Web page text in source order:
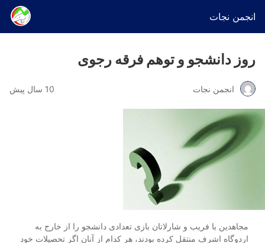
انجمن نجات
روز دانشجو و توهم فرقه رجوی
انجمن نجات 10 سال پیش
مجاهدین با فریب و شارلاتان بازی تعدادی دانشجو را از خارج به
اردوگاه اشرف منتقل کرده بودند، هر کدام از آنان اگر تحصیلات خود